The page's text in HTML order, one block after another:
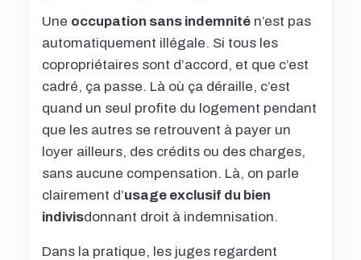
Une occupation sans indemnité n’est pas
automatiquement illégale. Si tous les
copropriétaires sont d’accord, et que c’est
cadré, ça passe. Là où ça déraille, c’est
quand un seul profite du logement pendant
que les autres se retrouvent à payer un
loyer ailleurs, des crédits ou des charges,
sans aucune compensation. Là, on parle
clairement d’usage exclusif du bien
indivisdonnant droit à indemnisation.
Dans la pratique, les juges regardent